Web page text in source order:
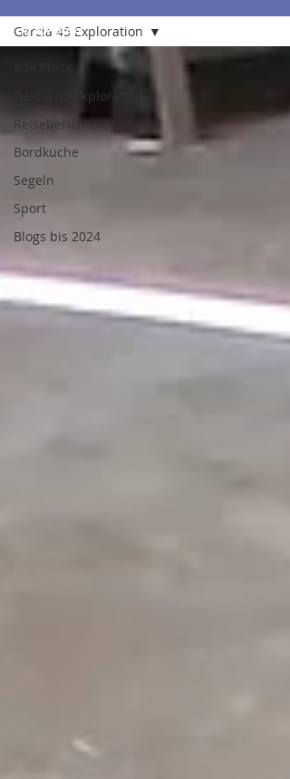
Garcia 45 Exploration
Reiseberichte
Bordküche
Segeln
Sport
Blogs bis 2024
Garcia 45 Exploration